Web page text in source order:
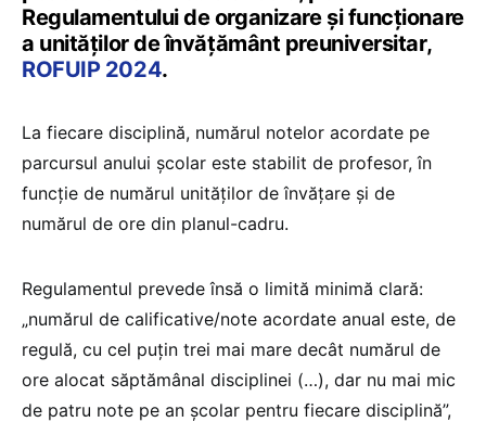
Regulamentului de organizare și funcționare
a unităților de învățământ preuniversitar,
ROFUIP 2024.
La fiecare disciplină, numărul notelor acordate pe
parcursul anului școlar este stabilit de profesor, în
funcție de numărul unităților de învățare și de
numărul de ore din planul-cadru.
Regulamentul prevede însă o limită minimă clară:
„numărul de calificative/note acordate anual este, de
regulă, cu cel puțin trei mai mare decât numărul de
ore alocat săptămânal disciplinei (…), dar nu mai mic
de patru note pe an școlar pentru fiecare disciplină”,